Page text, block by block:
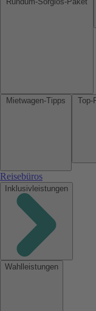
Reisebüros
Inklusivleistungen
Wahlleistungen